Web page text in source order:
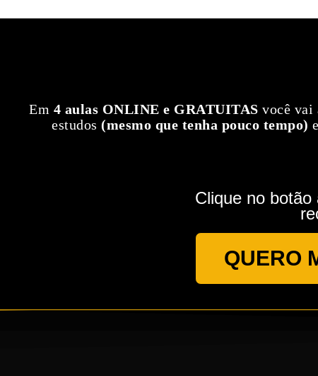
Em 4 aulas ONLINE e GRATUITAS você vai
estudos (mesmo que tenha pouco tempo)
Clique no
QUERO